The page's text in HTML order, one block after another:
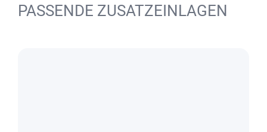
PASSENDE ZUSATZEINLAGEN